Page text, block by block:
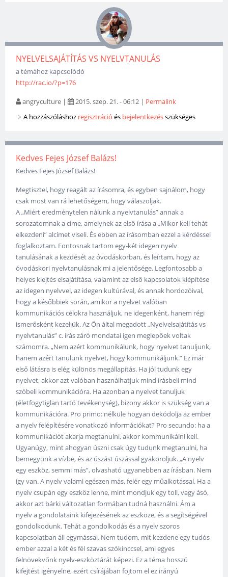
NYELVELSAJÁTÍTÁS VS NYELVTANULÁS
a témához kapcsolódó
http://rac.io/?p=176
angryculture | 2015. szep. 21. - 06:12 | Permalink
A hozzászóláshoz regisztráció és bejelentkezésszükséges
Kedves Fejes József Balázs!
Kedves Fejes József Balázs!
Megtisztel, hogy reagált az írásomra, és egyben sajnálom, hogy
csak most van rá lehetőségem, hogy válaszoljak.
A „Miért eredménytelen nálunk a nyelvtanulás” annak a
sorozatomnak a címe, amelynek az első írása a „Mikor kell tehát
elkezdeni” alcímet viseli. És ebben az írásomban ezzel a kérdéssel
foglalkoztam. Fontosnak tartom egy-két idegen nyelv
tanulásának a kezdését az óvodáskorban, és leírtam, hogy az
óvodáskori nyelvtanulásnak mi a jelentősége. Legfontosabb a
helyes kiejtés elsajátítása, valamint az első kapcsolatok kiépítése
az idegen nyelvvel, az idegen kultúrával, és annak hordozóival,
hogy a későbbiek során, amikor a nyelvet valóban
kommunikációs célokra használjuk, ne idegenként, hanem régi
ismerősként kezeljük. Az Ön által megadott „Nyelvelsajátítás vs
nyelvtanulás” c. írás záró mondatai igen meglepőek voltak
számomra. „Nem azért kommunikálunk, hogy nyelvet tanuljunk,
hanem azért tanulunk nyelvet, hogy kommunikáljunk.” Ez már
első látásra is elég különös megállapítás. Ha jól tudunk egy
nyelvet, akkor azt valóban használhatjuk mind írásbeli mind
szóbeli kommunikációra. Ha azonban a nyelvet tanuljuk
(életfogytiglan tartó tevékenység), bizony akkor is szükség van a
kommunikációra. Pro primo: nélküle hogyan dekódolja az ember
a nyelv felépítésére vonatkozó információkat? Pro secundo: ha a
kommunikációt akarja megtanulni, akkor kommunikálni kell.
Ugyanúgy, mint ahogyan úszni csak úgy tudunk megtanulni, ha
bemegyünk a vízbe, és az úszást úszással gyakoroljuk. „A nyelv
egy eszköz, semmi más”, olvasható ugyanebben az írásban. Nem
így van. A nyelv valami egészen más, felér egy műalkotással. Ha a
nyelv csupán egy eszköz lenne, mint mondjuk egy toll, vagy ásó,
akkor azt bárki változatlan formában tudná használni. Ám a
nyelv a gondolataink kifejezésének az eszköze, és a segítségével
gondolkodunk. Tehát a gondolkodás és a nyelv szoros
kapcsolatban áll egymással. Nem tudom, mit kezdene egy tudós
ember azzal a két és fél szavas szókinccsel, ami egyes
felnövekvőnk nyelv-eszköztárát képezi. Ez a téma hosszú
kifejtést igényelne, ezért csírájában fojtom el ez irányú